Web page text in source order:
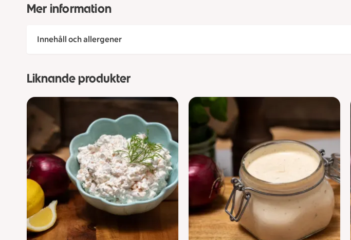
Mer information
Innehåll och allergener
Liknande produkter